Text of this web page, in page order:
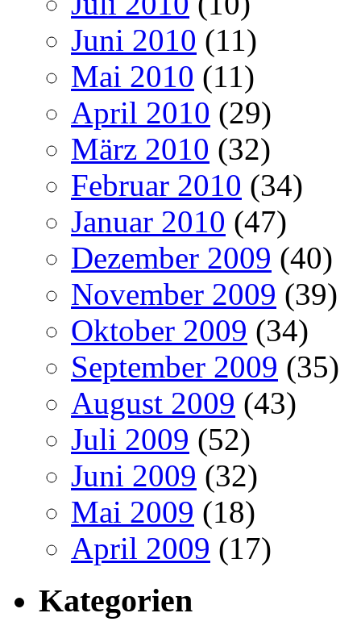
Juni 2010 (11)
Mai 2010 (11)
April 2010 (29)
März 2010 (32)
Februar 2010 (34)
Januar 2010 (47)
Dezember 2009 (40)
November 2009 (39)
Oktober 2009 (34)
September 2009 (35)
August 2009 (43)
Juli 2009 (52)
Juni 2009 (32)
Mai 2009 (18)
April 2009 (17)
Kategorien